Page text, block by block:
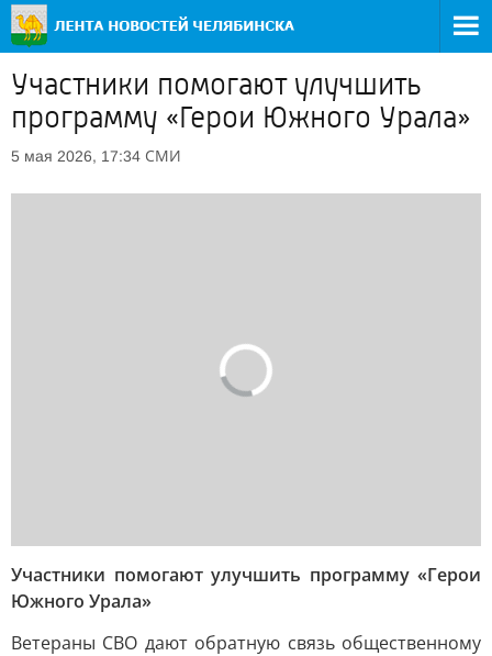
Участники помогают улучшить
программу «Герои Южного Урала»
5 мая 2026, 17:34 СМИ
Участники помогают улучшить программу «Герои
Южного Урала»
Ветераны СВО дают обратную связь общественному